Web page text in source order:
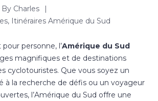
By Charles
, Itinéraires Amérique du Sud
pour personne, l’Amérique du Sud
magnifiques et de destinations
cyclotouristes. Que vous soyez un
à la recherche de défis ou un voyageur
l’Amérique du Sud offre une